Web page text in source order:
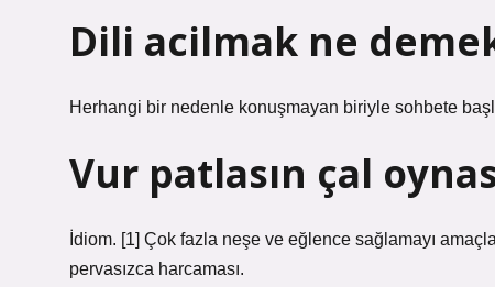
Dili acilmak ne
Herhangi bir nedenle konuşmayan biriyle sohbete
Vur patlasın çal
İdiom. [1] Çok fazla neşe ve eğlence sağlamayı
pervasızca harcaması.